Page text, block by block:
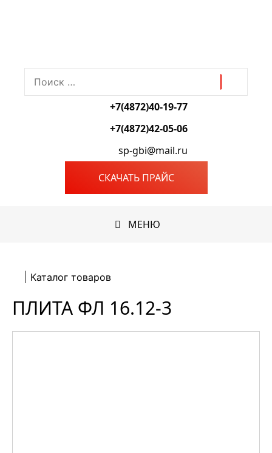
Поиск:
+7(4872)40-19-77
+7(4872)42-05-06
sp-gbi@mail.ru
СКАЧАТЬ ПРАЙС
МЕНЮ
Каталог товаров
ПЛИТА ФЛ 16.12-3